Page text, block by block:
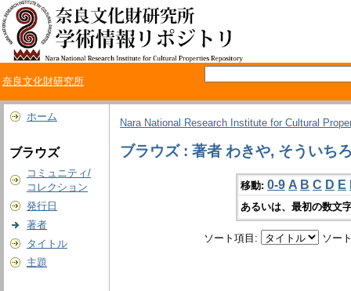
奈良文化財研究所
ホーム
ブラウズ
コミュニティ/
コレクション
発行日
著者
タイトル
主題
Nara National Research Institute for Cultural
ブラウズ : 著者 わきや, そういち
移動: 0-9 A B C D E
あるいは、最初の数文
ソート項目: ソー